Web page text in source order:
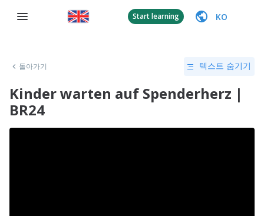
Start learning KO
돌아가기 텍스트 숨기기
Kinder warten auf Spenderherz |
BR24